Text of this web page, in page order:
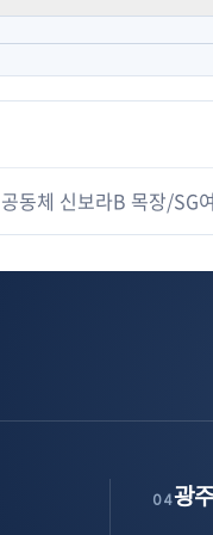
동체 신보라B 목장/SG
04광